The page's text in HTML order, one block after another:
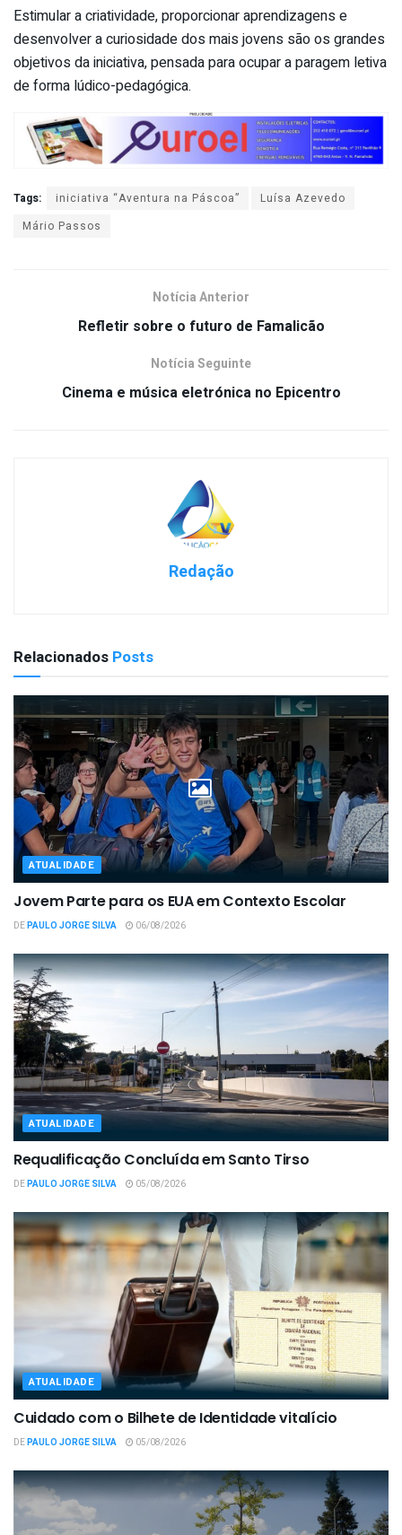
Estimular a criatividade, proporcionar aprendizagens e
desenvolver a curiosidade dos mais jovens são os grandes
objetivos da iniciativa, pensada para ocupar a paragem letiva
de forma lúdico-pedagógica.
Tags: iniciativa “Aventura na Páscoa”
Luísa Azevedo
Mário Passos
Notícia Anterior
Refletir sobre o futuro de Famalicão
Notícia Seguinte
Cinema e música eletrónica no Epicentro
Redação
Relacionados Posts
ATUALIDADE
Jovem Parte para os EUA em Contexto Escolar
DEPAULO JORGE SILVA 06/08/2026
ATUALIDADE
Requalificação Concluída em Santo Tirso
DEPAULO JORGE SILVA 05/08/2026
ATUALIDADE
Cuidado com o Bilhete de Identidade vitalício
DEPAULO JORGE SILVA 05/08/2026